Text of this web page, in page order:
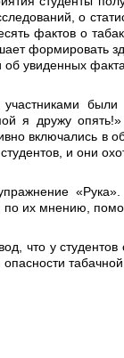
о
фактов о
формировать
увиденных
были
я дружу
включались в
и они
их мнению,
что у